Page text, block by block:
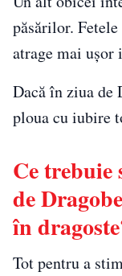
păsărilor.
atrage mai
Dacă în ziua de
ploua cu iubire
Ce trebuie
de
în
Tot pentru a